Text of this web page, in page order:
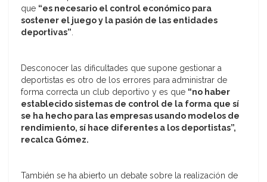
que “es necesario el control económico para
sostener el juego y la pasión de las entidades
deportivas”.
Desconocer las dificultades que supone gestionar a
deportistas es otro de los errores para administrar de
forma correcta un club deportivo y es que “no haber
establecido sistemas de control de la forma que sí
se ha hecho para las empresas usando modelos de
rendimiento, sí hace diferentes a los deportistas”,
recalca Gómez.
También se ha abierto un debate sobre la realización de